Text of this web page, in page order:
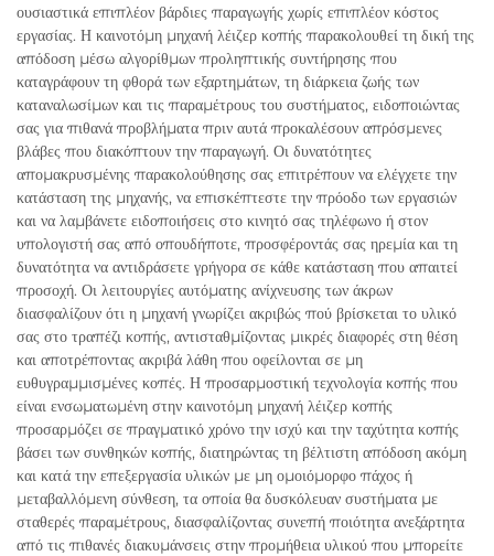
ουσιαστικά επιπλέον βάρδιες παραγωγής χωρίς επιπλέον κόστος
εργασίας. Η καινοτόμη μηχανή λέιζερ κοπής παρακολουθεί τη δική της
απόδοση μέσω αλγορίθμων προληπτικής συντήρησης που
καταγράφουν τη φθορά των εξαρτημάτων, τη διάρκεια ζωής των
καταναλωσίμων και τις παραμέτρους του συστήματος, ειδοποιώντας
σας για πιθανά προβλήματα πριν αυτά προκαλέσουν απρόσμενες
βλάβες που διακόπτουν την παραγωγή. Οι δυνατότητες
απομακρυσμένης παρακολούθησης σας επιτρέπουν να ελέγχετε την
κατάσταση της μηχανής, να επισκέπτεστε την πρόοδο των εργασιών
και να λαμβάνετε ειδοποιήσεις στο κινητό σας τηλέφωνο ή στον
υπολογιστή σας από οπουδήποτε, προσφέροντάς σας ηρεμία και τη
δυνατότητα να αντιδράσετε γρήγορα σε κάθε κατάσταση που απαιτεί
προσοχή. Οι λειτουργίες αυτόματης ανίχνευσης των άκρων
διασφαλίζουν ότι η μηχανή γνωρίζει ακριβώς πού βρίσκεται το υλικό
σας στο τραπέζι κοπής, αντισταθμίζοντας μικρές διαφορές στη θέση
και αποτρέποντας ακριβά λάθη που οφείλονται σε μη
ευθυγραμμισμένες κοπές. Η προσαρμοστική τεχνολογία κοπής που
είναι ενσωματωμένη στην καινοτόμη μηχανή λέιζερ κοπής
προσαρμόζει σε πραγματικό χρόνο την ισχύ και την ταχύτητα κοπής
βάσει των συνθηκών κοπής, διατηρώντας τη βέλτιστη απόδοση ακόμη
και κατά την επεξεργασία υλικών με μη ομοιόμορφο πάχος ή
μεταβαλλόμενη σύνθεση, τα οποία θα δυσκόλευαν συστήματα με
σταθερές παραμέτρους, διασφαλίζοντας συνεπή ποιότητα ανεξάρτητα
από τις πιθανές διακυμάνσεις στην προμήθεια υλικού που μπορείτε